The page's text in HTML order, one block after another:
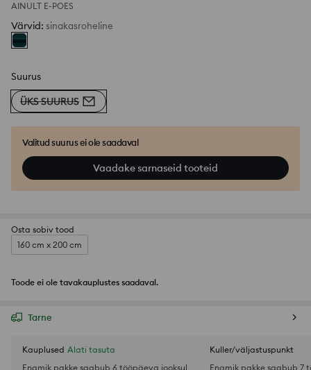
AINULT E-POES
Värvid: sinakasroheline
Suurus
ÜKS SUURUS
Valitud suurus ei ole saadaval
Vaadake sarnaseid tooteid
Osta sobiv tood
160 cm x 200 cm
Toode ei ole tavakauplustes saadaval.
Tarne
Kauplused Alati tasuta
Enamik pakke saabub 6 tööpäeva jooksul
Kuller/väljastuspunkt
Enamik pakke saabub 7